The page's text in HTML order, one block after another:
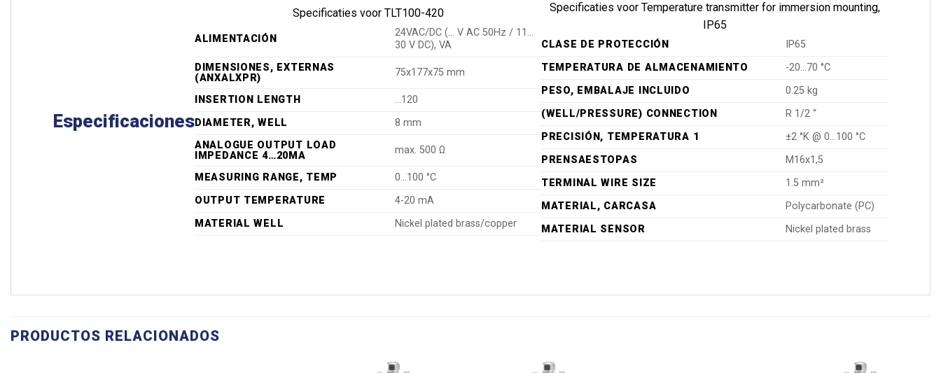
Especificaciones
Specificaties voor TLT100-420
ALIMENTACIÓN
24VAC/DC (… V AC 50Hz / 11…
30 V DC), VA
DIMENSIONES, EXTERNAS
(ANXALXPR)
75x177x75 mm
INSERTION LENGTH
…120
DIAMETER, WELL
8 mm
ANALOGUE OUTPUT LOAD
IMPEDANCE 4…20MA
max. 500 Ω
MEASURING RANGE, TEMP
0…100 °C
OUTPUT TEMPERATURE
4-20 mA
MATERIAL WELL
Nickel plated brass/copper
Specificaties voor Temperature transmitter for immersion mounting,
IP65
CLASE DE PROTECCIÓN
IP65
TEMPERATURA DE ALMACENAMIENTO
-20...70 °C
PESO, EMBALAJE INCLUIDO
0.25 kg
(WELL/PRESSURE) CONNECTION
R 1/2 “
PRECISIÓN, TEMPERATURA 1
±2 °K @ 0…100 °C
PRENSAESTOPAS
M16x1,5
TERMINAL WIRE SIZE
1.5 mm²
MATERIAL, CARCASA
Polycarbonate (PC)
MATERIAL SENSOR
Nickel plated brass
PRODUCTOS RELACIONADOS